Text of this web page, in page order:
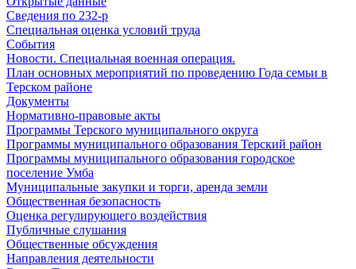
Сведения по 232-р
Специальная оценка условий труда
События
Новости. Специальная военная операция.
План основных мероприятий по проведению Года семьи в
Терском районе
Документы
Нормативно-правовые акты
Программы Терского муниципального округа
Программы муниципального образования Терский район
Программы муниципального образования городское
поселение Умба
Муниципальные закупки и торги, аренда земли
Общественная безопасность
Оценка регулирующего воздействия
Публичные слушания
Общественные обсуждения
Направления деятельности